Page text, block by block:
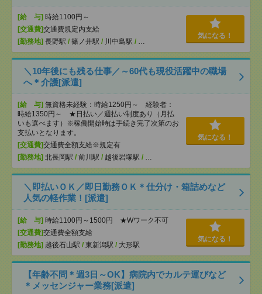
[給 与] 時給1100円～
[交通費]交通費規定内支給
[勤務地] 長野駅 / 篠ノ井駅 / 川中島駅 / …
気になる！
＼10年後にも残る仕事／～60代も現役活躍中の職場
へ＊介護[派遣]
[給 与] 無資格未経験：時給1250円～ 経験者：
時給1350円～ ★日払い／週払い制度あり（月払
いも選べます）※稼働開始時は手続き完了次第のお
支払いとなります。
[交通費]交通費全額支給※規定有
[勤務地] 北長岡駅 / 前川駅 / 越後岩塚駅 / …
気になる！
＼即払いＯＫ／即日勤務ＯＫ＊仕分け・箱詰めなど
人気の軽作業！[派遣]
[給 与] 時給1100円～1500円 ★Wワーク不可
[交通費]交通費全額支給
[勤務地] 越後石山駅 / 東新潟駅 / 大形駅
気になる！
【年齢不問＊週3日～OK】病院内でカルテ運びなど
＊メッセンジャー業務[派遣]